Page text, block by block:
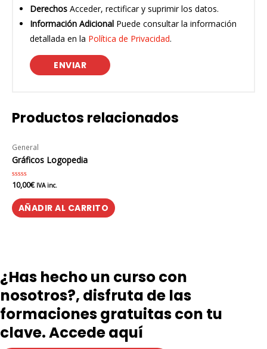
Derechos Acceder, rectificar y suprimir los datos.
Información Adicional Puede consultar la información
detallada en la Política de Privacidad.
Productos relacionados
General
Gráficos Logopedia
Valorado
de
5
10,00€ IVA inc.
AÑADIR AL CARRITO
¿Has hecho un curso con
nosotros?, disfruta de las
formaciones gratuitas con tu
clave. Accede aquí